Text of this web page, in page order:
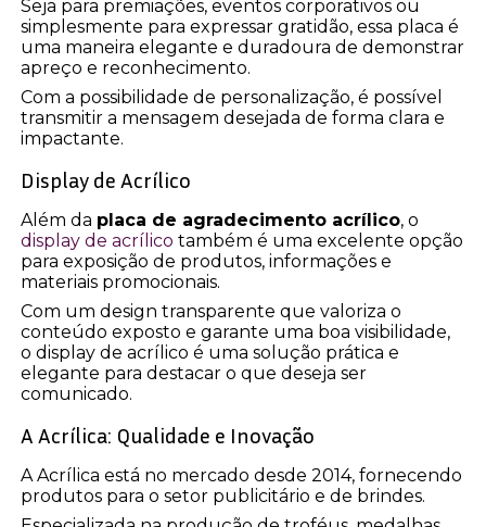
Seja para premiações, eventos corporativos ou
simplesmente para expressar gratidão, essa placa é
uma maneira elegante e duradoura de demonstrar
apreço e reconhecimento.
Com a possibilidade de personalização, é possível
transmitir a mensagem desejada de forma clara e
impactante.
Display de Acrílico
Além da placa de agradecimento acrílico, o
display de acrílico também é uma excelente opção
para exposição de produtos, informações e
materiais promocionais.
Com um design transparente que valoriza o
conteúdo exposto e garante uma boa visibilidade,
o display de acrílico é uma solução prática e
elegante para destacar o que deseja ser
comunicado.
A Acrílica: Qualidade e Inovação
A Acrílica está no mercado desde 2014, fornecendo
produtos para o setor publicitário e de brindes.